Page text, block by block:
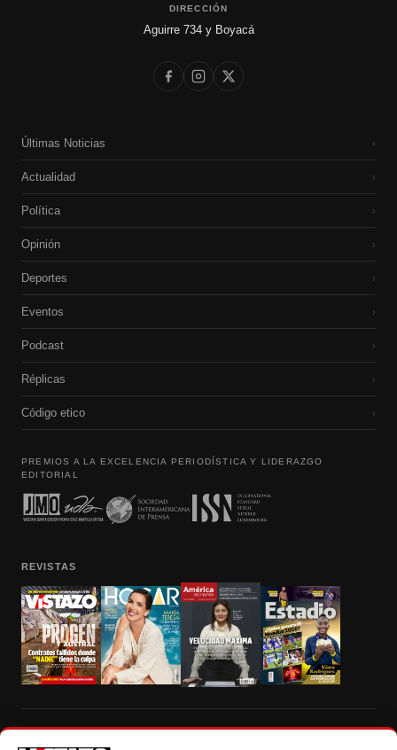
DIRECCIÓN
Aguirre 734 y Boyacá
Últimas Noticias ›
Actualidad ›
Política ›
Opinión ›
Deportes ›
Eventos ›
Podcast ›
Réplicas ›
Código etico ›
PREMIOS A LA EXCELENCIA PERIODÍSTICA Y LIDERAZGO
EDITORIAL
REVISTAS